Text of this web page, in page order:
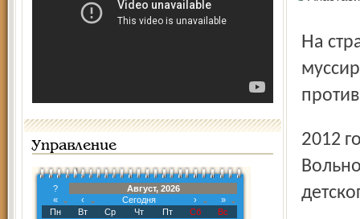
Управление
?
Август, 2026
«
‹ Сегодня ›
»
Пн
Вт Ср Чт Пт Сб
Вс
На страницах ярославских изданий «вальдорфская тема»
2012 года вальдорфская школа-сад должна съехать с